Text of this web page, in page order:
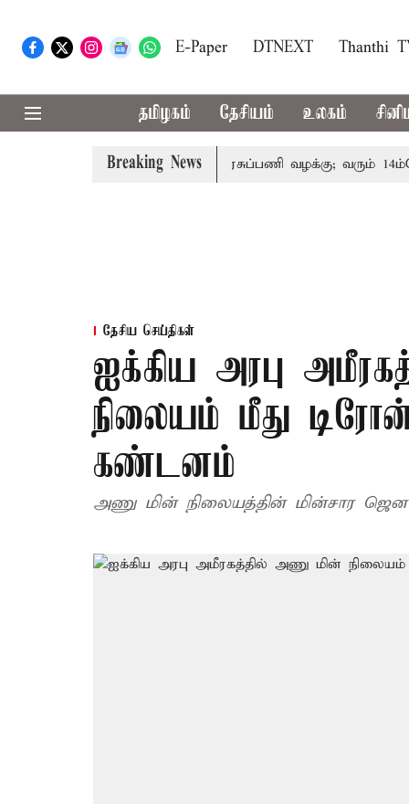
E-Paper DTNEXT Thanthi
தமிழகம் தேசியம் உலகம்
Breaking News
குடும்பத்தினருக்கு அரசுப்பணி வழக்கு; வரும்
தேசிய செய்திகள்
ஐக்கிய அரபு
நிலையம் மீது
கண்டனம்
அணு மின் நிலையத்தின் மின்சார